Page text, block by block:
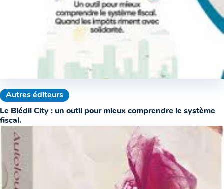
Autres éditeurs
Le Blédil City : un outil pour mieux comprendre le système
fiscal.